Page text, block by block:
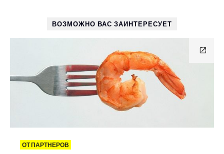
ВОЗМОЖНО ВАС ЗАИНТЕРЕСУЕТ
ОТ ПАРТНЕРОВ